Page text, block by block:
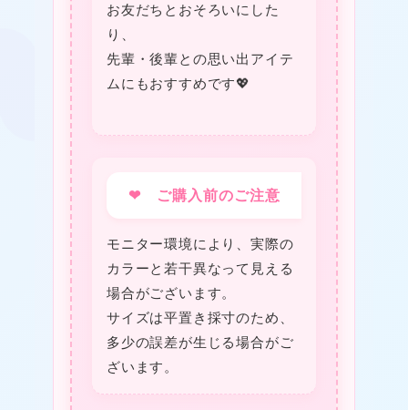
お友だちとおそろいにした
り、
先輩・後輩との思い出アイテ
ムにもおすすめです💖
❤ ご購入前のご注意
モニター環境により、実際の
カラーと若干異なって見える
場合がございます。
サイズは平置き採寸のため、
多少の誤差が生じる場合がご
ざいます。